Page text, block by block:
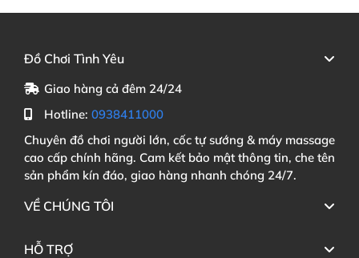
Đồ Chơi Tình Yêu
Giao hàng cả đêm 24/24
Hotline: 0938411000
Chuyên đồ chơi người lớn, cốc tự sướng & máy massage
cao cấp chính hãng. Cam kết bảo mật thông tin, che tên
sản phẩm kín đáo, giao hàng nhanh chóng 24/7.
VỀ CHÚNG TÔI
HỖ TRỢ